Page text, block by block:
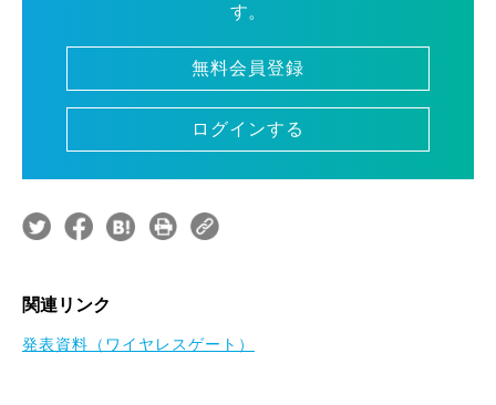
す。
無料会員登録
ログインする
関連リンク
発表資料（ワイヤレスゲート）